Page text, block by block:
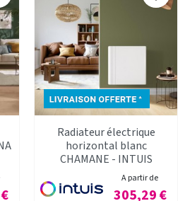
Radiateur électrique
horizontal blanc
CHAMANE - INTUIS
A partir de
Prix
305,29 €